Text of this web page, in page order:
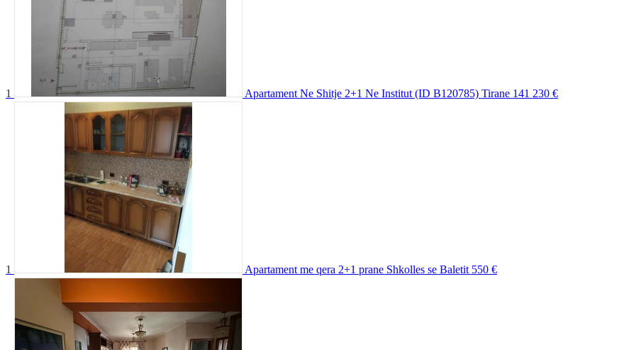
1 Apartament Ne Shitje 2+1 Ne Institut (ID B120785) Tirane 141 230 €
1 Apartament me qera 2+1 prane Shkolles se Baletit 550 €